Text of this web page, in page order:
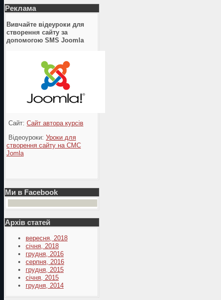
Реклама
Вивчайте відеуроки для
створення сайту за
допомогою SMS Joomla
Сайт: Сайт автора курсів
Відеоуроки: Уроки для
створення сайту на СМС
Jomla
Ми в Facebook
Архів статей
вересня, 2018
січня, 2018
грудня, 2016
серпня, 2016
грудня, 2015
січня, 2015
грудня, 2014